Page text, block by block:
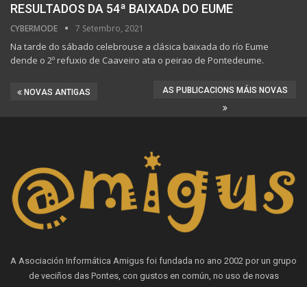
RESULTADOS DA 54ª BAIXADA DO EUME
CYBERMODE 7 Setembro, 2021
Na tarde do sábado celebrouse a clásica baixada do río Eume
dende o 2º refuxio de Caaveiro ata o peirao de Pontedeume.
NOVAS ANTIGAS AS PUBLICACIONS MÁIS NOVAS
A Asociación Informática Amigus foi fundada no ano 2002 por un grupo
de veciños das Pontes, con gustos en común, no uso de novas